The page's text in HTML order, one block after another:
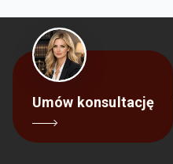
©
Umów konsultację